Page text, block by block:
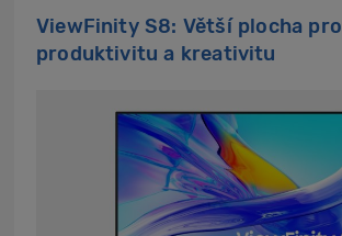
ViewFinity S8: Větší plocha pro
produktivitu a kreativitu